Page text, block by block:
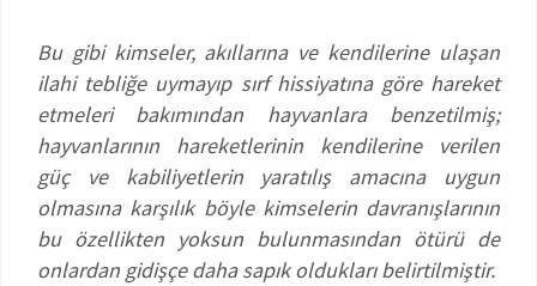
Bu gibi kimseler, akıllarına ve kendilerine ulaşan
ilahi tebliğe uymayıp sırf hissiyatına göre hareket
etmeleri bakımından hayvanlara benzetilmiş;
hayvanlarının hareketlerinin kendilerine verilen
güç ve kabiliyetlerin yaratılış amacına uygun
olmasına karşılık böyle kimselerin davranışlarının
bu özellikten yoksun bulunmasından ötürü de
onlardan gidişçe daha sapık oldukları belirtilmiştir.